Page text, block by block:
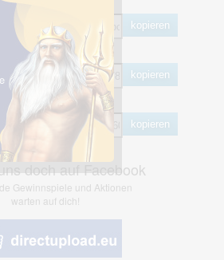
kopieren
HTML
kopieren
BB Code
kopieren
doch auf Facebook
Gewinnspiele und Aktionen
warten auf dich!